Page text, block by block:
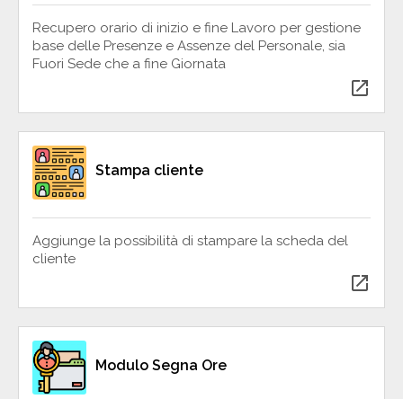
Recupero orario di inizio e fine Lavoro per gestione
base delle Presenze e Assenze del Personale, sia
Fuori Sede che a fine Giornata
open_in_new
Stampa cliente
Aggiunge la possibilità di stampare la scheda del
cliente
open_in_new
Modulo Segna Ore